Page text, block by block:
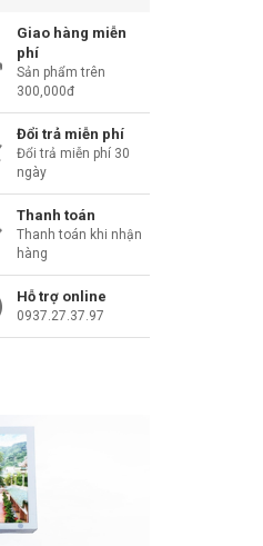
Giao hàng miễn
phí
Sản phẩm trên
300,000đ
Đổi trả miễn phí
Đổi trả miễn phí 30
ngày
Thanh toán
Thanh toán khi nhận
hàng
Hỗ trợ online
0937.27.37.97